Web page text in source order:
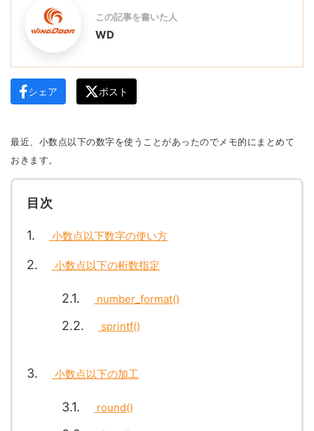
この記事を書いた人
WD
シェア ポスト
最近、小数点以下の数字を使うことがあったのでメモ的にまとめて
おきます。
目次
1 小数点以下数字の使い方
2 小数点以下の桁数指定
2.1 number_format()
2.2 sprintf()
3 小数点以下の加工
3.1 round()